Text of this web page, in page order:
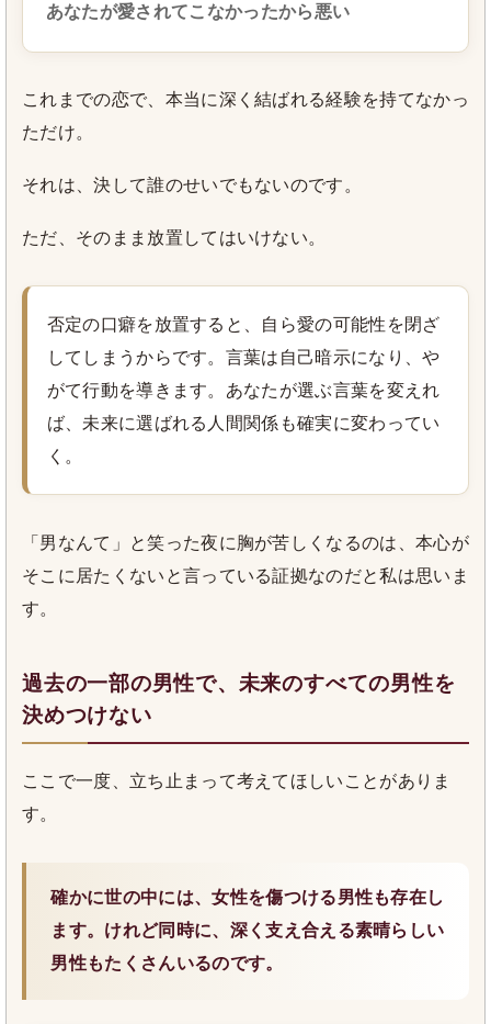
あなたが愛されてこなかったから悪い
これまでの恋で、本当に深く結ばれる経験を持てなかっ
ただけ。
それは、決して誰のせいでもないのです。
ただ、そのまま放置してはいけない。
否定の口癖を放置すると、自ら愛の可能性を閉ざ
してしまうからです。言葉は自己暗示になり、や
がて行動を導きます。あなたが選ぶ言葉を変えれ
ば、未来に選ばれる人間関係も確実に変わってい
く。
「男なんて」と笑った夜に胸が苦しくなるのは、本心が
そこに居たくないと言っている証拠なのだと私は思いま
す。
過去の一部の男性で、未来のすべての男性を
決めつけない
ここで一度、立ち止まって考えてほしいことがありま
す。
確かに世の中には、女性を傷つける男性も存在し
ます。けれど同時に、深く支え合える素晴らしい
男性もたくさんいるのです。